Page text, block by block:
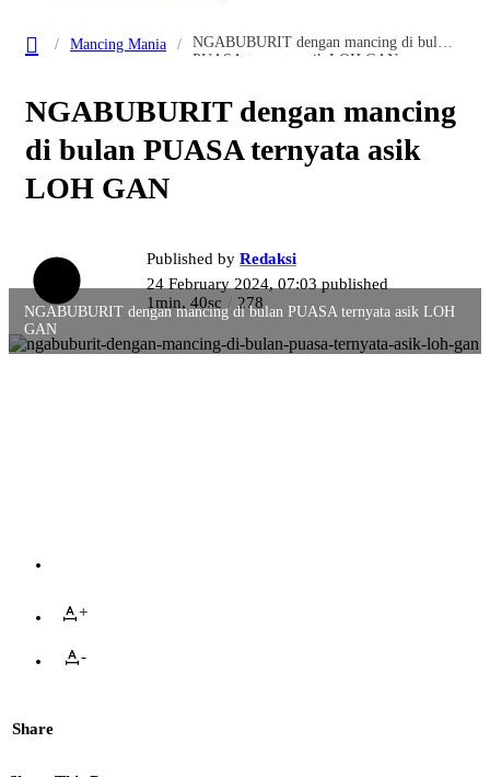
Mancing Mania
NGABUBURIT dengan mancing di bulan
PUASA ternyata asik LOH GAN
NGABUBURIT dengan mancing
di bulan PUASA ternyata asik
LOH GAN
Published by Redaksi
24 February 2024, 07:03 published
1min, 40sc
278
NGABUBURIT dengan mancing di bulan PUASA ternyata asik LOH
GAN
+
-
Share